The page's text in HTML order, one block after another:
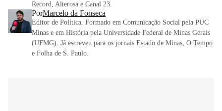
Record, Alterosa e Canal 23.
PorMarcelo da Fonseca
Editor de Política. Formado em Comunicação Social pela PUC
Minas e em História pela Universidade Federal de Minas Gerais
(UFMG). Já escreveu para os jornais Estado de Minas, O Tempo
e Folha de S. Paulo.